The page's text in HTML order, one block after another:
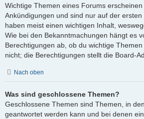
Wichtige Themen eines Forums
Ankündigungen und sind nur auf der
haben meist einen wichtigen Inhalt,
Wie bei den Bekanntmachungen hängt es
Berechtigungen ab, ob du wichtige
nicht; die Berechtigungen stellt die Board-
Nach oben
Was sind geschlossene Themen?
Geschlossene Themen sind Themen, in
geantwortet werden kann und bei denen